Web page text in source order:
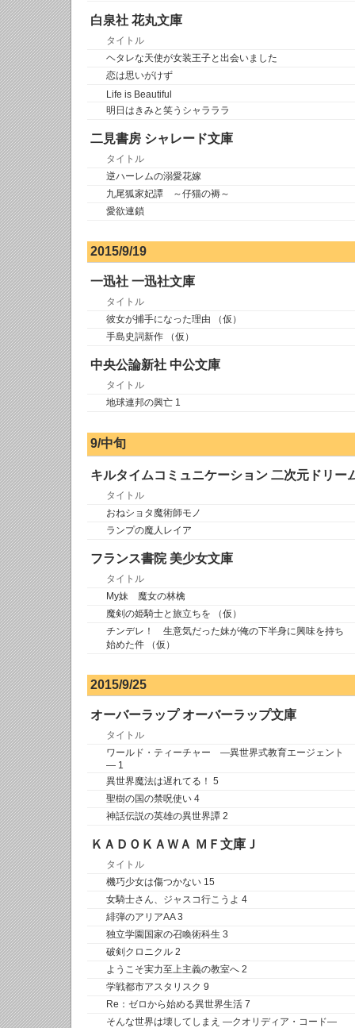
白泉社 花丸文庫
タイトル
ヘタレな天使が女装王子と出会いました
恋は思いがけず
Life is Beautiful
明日はきみと笑うシャラララ
二見書房 シャレード文庫
タイトル
逆ハーレムの溺愛花嫁
九尾狐家妃譚 ～仔猫の褥～
愛欲連鎖
2015/9/19
一迅社 一迅社文庫
タイトル
彼女が捕手になった理由 （仮）
手島史詞新作 （仮）
中央公論新社 中公文庫
タイトル
地球連邦の興亡 1
9/中旬
キルタイムコミュニケーション 二次元ドリー
タイトル
おねショタ魔術師モノ
ランプの魔人レイア
フランス書院 美少女文庫
タイトル
My妹 魔女の林檎
魔剣の姫騎士と旅立ちを （仮）
チンデレ！ 生意気だった妹が俺の下半身に興味を持ち
始めた件 （仮）
2015/9/25
オーバーラップ オーバーラップ文庫
タイトル
ワールド・ティーチャー ―異世界式教育エージェント
― 1
異世界魔法は遅れてる！ 5
聖樹の国の禁呪使い 4
神話伝説の英雄の異世界譚 2
ＫＡＤＯＫＡＷＡ ＭＦ文庫Ｊ
タイトル
機巧少女は傷つかない 15
女騎士さん、ジャスコ行こうよ 4
緋弾のアリアAA 3
独立学園国家の召喚術科生 3
破剣クロニクル 2
ようこそ実力至上主義の教室へ 2
学戦都市アスタリスク 9
Re：ゼロから始める異世界生活 7
そんな世界は壊してしまえ ―クオリディア・コード―